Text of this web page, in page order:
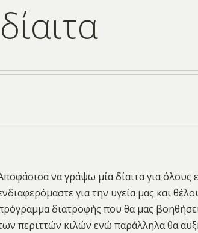
να γράψω μία δίαιτα για όλους
για την υγεία μας και
διατροφής που θα μας
περιττών κιλών ενώ παράλληλα θα